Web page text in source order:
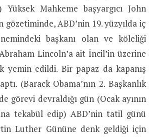
Yüksek Mahkeme başyargıcı John
gözetiminde, ABD’nin 19. yüzyılda iç
başkanı olan ve köleliği
Lincoln’a ait İncil’in üzerine
yemin edildi. Bir papaz da kapanış
(Barack Obama’nın 2. Başkanlık
görevi devraldığı gün (Ocak ayının
tekabül edip) ABD’nin tatil günü
Luther Gününe denk geldiği için